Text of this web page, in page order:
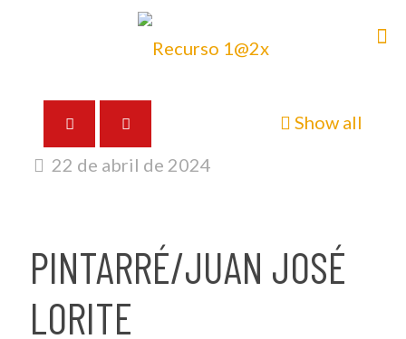
Show all
22 de abril de 2024
PINTARRÉ/JUAN JOSÉ
LORITE